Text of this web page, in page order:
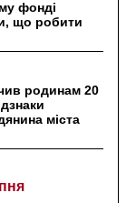
фонді
що робити
родинам 20
міста